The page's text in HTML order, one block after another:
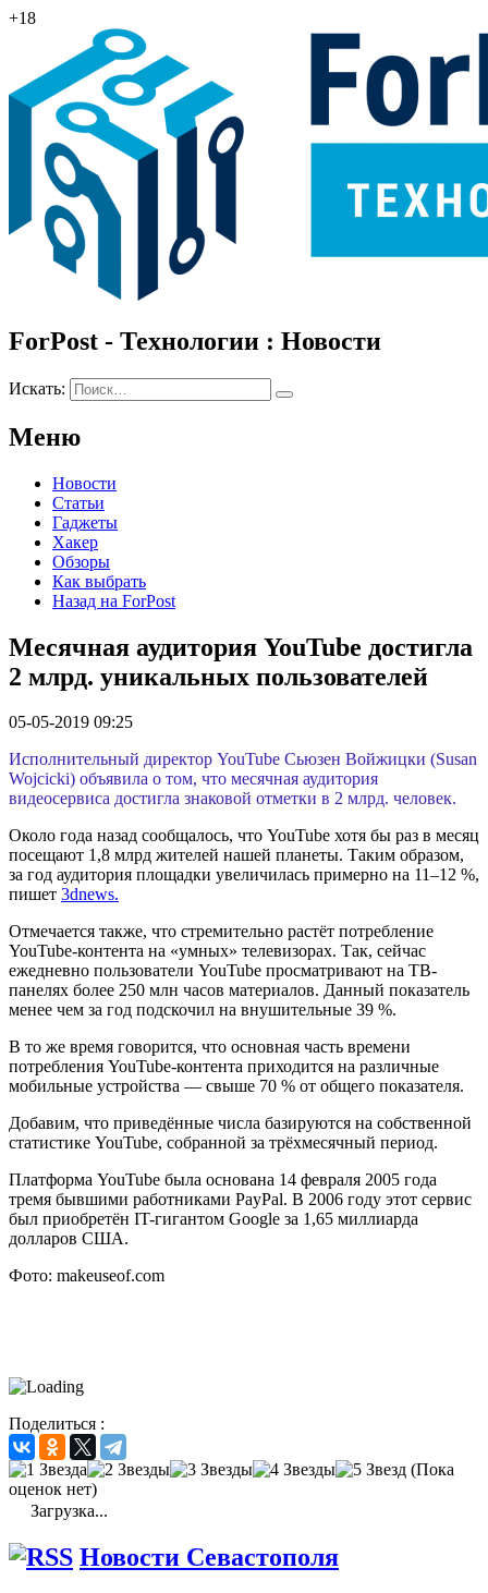
+18
ForPost - Технологии : Новости
Искать:
Меню
Новости
Статьи
Гаджеты
Хакер
Обзоры
Как выбрать
Назад на ForPost
Месячная аудитория YouTube достигла
2 млрд. уникальных пользователей
05-05-2019 09:25
Исполнительный директор YouTube Сьюзен Войжицки (Susan
Wojcicki) объявила о том, что месячная аудитория
видеосервиса достигла знаковой отметки в 2 млрд. человек.
Около года назад сообщалось, что YouTube хотя бы раз в месяц
посещают 1,8 млрд жителей нашей планеты. Таким образом,
за год аудитория площадки увеличилась примерно на 11–12 %,
пишет 3dnews.
Отмечается также, что стремительно растёт потребление
YouTube-контента на «умных» телевизорах. Так, сейчас
ежедневно пользователи YouTube просматривают на ТВ-
панелях более 250 млн часов материалов. Данный показатель
менее чем за год подскочил на внушительные 39 %.
В то же время говорится, что основная часть времени
потребления YouTube-контента приходится на различные
мобильные устройства — свыше 70 % от общего показателя.
Добавим, что приведённые числа базируются на собственной
статистике YouTube, собранной за трёхмесячный период.
Платформа YouTube была основана 14 февраля 2005 года
тремя бывшими работниками PayPal. В 2006 году этот сервис
был приобретён IT-гигантом Google за 1,65 миллиарда
долларов США.
Фото: makeuseof.com
Поделиться :
(Пока
оценок нет)
Загрузка...
Новости Севастополя